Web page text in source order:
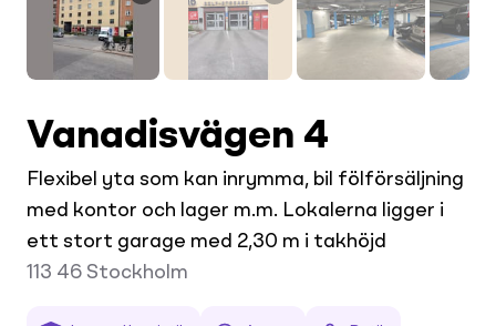
Vanadisvägen 4
Flexibel yta som kan inrymma, bil fölförsäljning
med kontor och lager m.m. Lokalerna ligger i
ett stort garage med 2,30 m i takhöjd
113 46 Stockholm